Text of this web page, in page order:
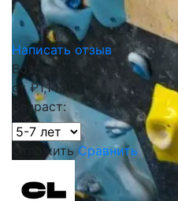
Написать отзыв
Возраст: 5 - 7 лет
от₽1,148
Возраст:
Отложить Сравнить